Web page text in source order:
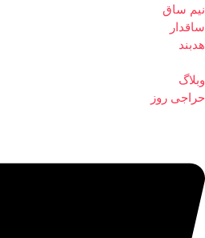
نیم ساق
ساقدار
هدبند
وبلاگ
حراجی روز